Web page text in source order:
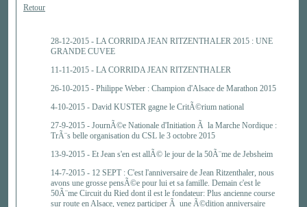
Retour
28-12-2015 - LA CORRIDA JEAN RITZENTHALER 2015 : UNE
GRANDE CUVEE
11-11-2015 - LA CORRIDA JEAN RITZENTHALER
26-10-2015 - Philippe Weber : Champion d'Alsace de Marathon 2015
4-10-2015 - David KUSTER gagne le CritÃ©rium national
27-9-2015 - JournÃ©e Nationale d'Initiation Ã la Marche Nordique :
TrÃ¨s belle organisation du CSL le 3 octobre 2015
13-9-2015 - Et Jean s'en est allÃ© le jour de la 50Ã¨me de Jebsheim
14-7-2015 - 12 SEPT : C'est l'anniversaire de Jean Ritzenthaler, nous
avons une grosse pensÃ©e pour lui et sa famille. Demain c'est le
50Ã¨me Circuit du Ried dont il est le fondateur: Plus ancienne course
sur route en Alsace, venez participer Ã une Ã©dition anniversaire